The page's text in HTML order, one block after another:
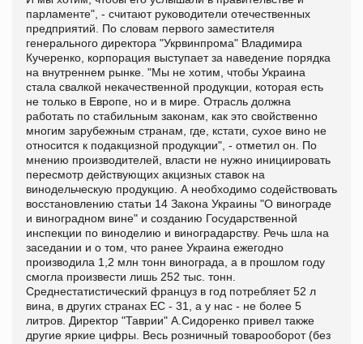
парламенте", - считают руководители отечественных
предприятий. По словам первого заместителя
генерального директора "Укрвинпрома" Владимира
Кучеренко, корпорация выступает за наведение порядка
на внутреннем рынке. "Мы не хотим, чтобы Украина
стала свалкой некачественной продукции, которая есть
не только в Европе, но и в мире. Отрасль должна
работать по стабильным законам, как это свойственно
многим зарубежным странам, где, кстати, сухое вино не
относится к подакцизной продукции", - отметил он. По
мнению производителей, власти не нужно инициировать
пересмотр действующих акцизных ставок на
винодельческую продукцию. А необходимо содействовать
восстановлению статьи 14 Закона Украины "О винограде
и виноградном вине" и созданию Государственной
инспекции по виноделию и виноградарству. Речь шла на
заседании и о том, что ранее Украина ежегодно
производила 1,2 млн тонн винограда, а в прошлом году
смогла произвести лишь 252 тыс. тонн.
Среднестатистический француз в год потребляет 52 л
вина, в других странах ЕС - 31, а у нас - не более 5
литров. Директор "Таврии" А.Сидоренко привел также
другие яркие цифры. Весь розничный товарооборот (без